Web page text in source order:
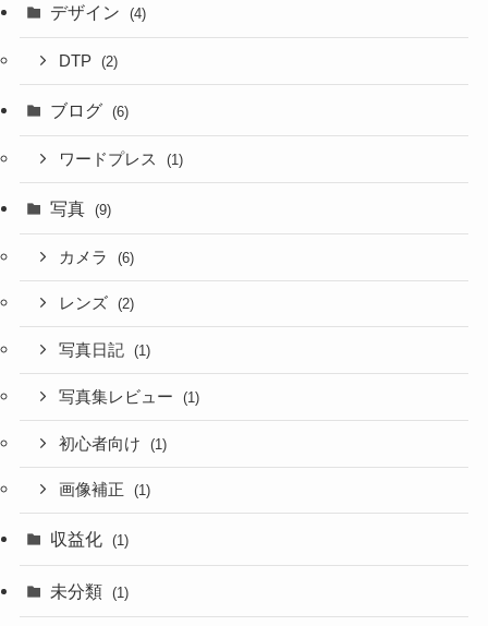
デザイン (4)
DTP (2)
ブログ (6)
ワードプレス (1)
写真 (9)
カメラ (6)
レンズ (2)
写真日記 (1)
写真集レビュー (1)
初心者向け (1)
画像補正 (1)
収益化 (1)
未分類 (1)